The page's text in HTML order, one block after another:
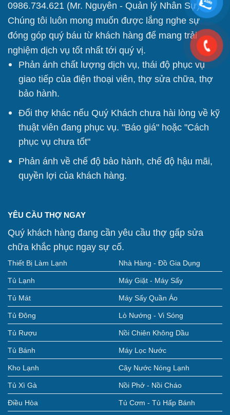
0986.734.621 (Mr. Nguyên - Quản lý Nhân Sự).
Chúng tôi luôn mong muốn được lắng nghe sự
đóng góp quý báu từ khách hàng để mang trải
nghiệm dịch vụ tốt nhất tới quý vị.
Phản ánh chất lượng dịch vụ, thái độ phục vụ
giao tiếp của điện thoại viên, thợ sửa chữa, thợ
bảo hành.
Đổi thợ khác nếu Quý Khách chưa hài lòng về kỹ
thuật viên đang phục vụ. "Báo giá" hoặc "Cách
phục vụ chưa tốt"
Phản ánh về chế độ bảo hành, chế độ hậu mãi,
quyền lợi của khách hàng.
YÊU CẦU THỢ NGAY
Quý khách hàng đang cần yêu cầu thợ gấp sửa
chữa khắc phục ngay sự cố.
Thiết Bị Làm Lạnh Nhà Hàng - Đồ Gia Dụng
Tủ Lạnh Máy Giặt - Máy Sấy
Tủ Mát Máy Sấy Quần Áo
Tủ Đông Lò Nướng - Vi Sóng
Tủ Rượu Nồi Chiên Không Dầu
Tủ Bánh Máy Lọc Nước
Kho Lạnh Cây Nước Nóng Lạnh
Tủ Xì Gà Nồi Phở - Nồi Cháo
Điều Hòa Tủ Cơm - Tủ Hấp Bánh